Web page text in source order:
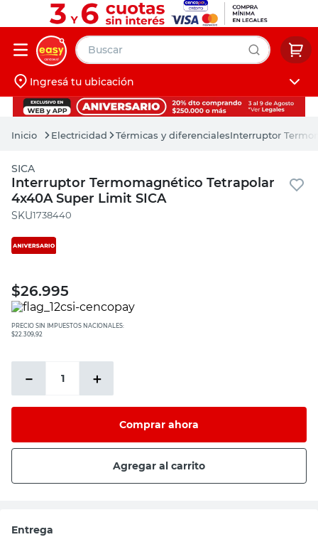
Buscar
Iniciá sesión
Ingresá tu ubicación
Electricidad Térmicas y diferencialesInterruptor
SICA
Interruptor Termomagnético Tetrapolar
4x40A Super Limit SICA
:1738440
$26.995
PRECIO SIN IMPUESTOS NACIONALES:
$22.309,92
＋
－
Comprar ahora
Agregar al carrito
Entrega
muebles
pintura
escritorio
placard